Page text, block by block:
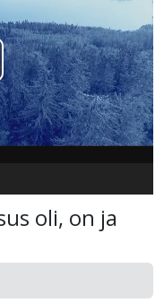
oli, on ja